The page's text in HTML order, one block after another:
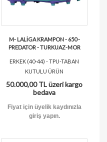
M- LALİGA KRAMPON - 650 -
PREDATOR - TURKUAZ-MOR
ERKEK (40-44) - TPU-TABAN
KUTULU ÜRÜN
50.000,00 TL üzeri kargo
bedava
Fiyat için üyelik kaydınızla
giriş yapın.